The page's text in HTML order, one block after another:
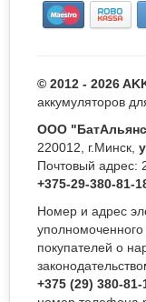
© 2012 - 2026
аккумуляторов
ООО
220012, г.Минск,
Почтовый адрес:
+375-29-380-81-
Номер и адрес
покупателей о
+375 (29) 380-81-